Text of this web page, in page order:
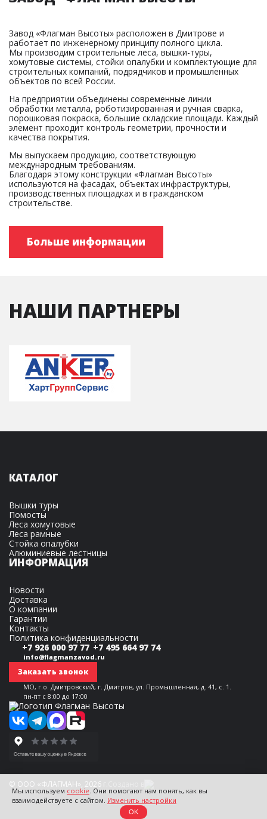
Завод «Флагман Высоты» расположен в Дмитрове и
работает по инженерному принципу полного цикла.
Мы производим строительные леса, вышки-туры,
хомутовые системы, стойки опалубки и комплектующие для
строительных компаний, подрядчиков и промышленных
объектов по всей России.
На предприятии объединены современные линии
обработки металла, роботизированная и ручная сварка,
порошковая покраска, большие складские площади. Каждый
элемент проходит контроль геометрии, прочности и
качества покрытия.
Мы выпускаем продукцию, соответствующую
международным требованиям.
Благодаря этому конструкции «Флагман Высоты»
используются на фасадах, объектах инфраструктуры,
производственных площадках и в гражданском
строительстве.
Больше информации
НАШИ ПАРТНЕРЫ
КАТАЛОГ
Вышки туры
Помосты
Леса хомутовые
Леса рамные
Стойка опалубки
Алюминиевые лестницы
ИНФОРМАЦИЯ
Новости
Доставка
О компании
Гарантии
Контакты
Политика конфиденциальности
+7 926 000 97 77 +7 495 664 97 74
info@flagmanzavod.ru
Заказать звонок
МО, г.о. Дмитровский, г. Дмитров, ул. Промышленная, д. 41, с. 1.
пн-пт с 8:00 до 17:00
© ООО «ФЛАГМАН», 2026 г.
Мы используем cookie. Они помогают нам понять, как вы
взаимодействуете с сайтом. Изменить настройки
OK